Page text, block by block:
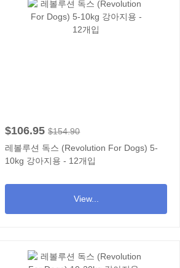
$106.95 $154.90
레볼루션 독스 (Revolution For Dogs) 5-
10kg 강아지용 - 12개입
View...